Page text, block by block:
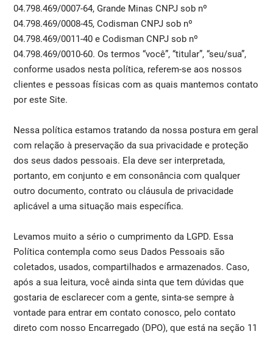
04.798.469/0007-64, Grande Minas CNPJ sob nº
04.798.469/0008-45, Codisman CNPJ sob nº
04.798.469/0011-40 e Codisman CNPJ sob nº
04.798.469/0010-60. Os termos “você”, “titular”, “seu/sua”,
conforme usados nesta política, referem-se aos nossos
clientes e pessoas físicas com as quais mantemos contato
por este Site.
Nessa política estamos tratando da nossa postura em geral
com relação à preservação da sua privacidade e proteção
dos seus dados pessoais. Ela deve ser interpretada,
portanto, em conjunto e em consonância com qualquer
outro documento, contrato ou cláusula de privacidade
aplicável a uma situação mais específica.
Levamos muito a sério o cumprimento da LGPD. Essa
Política contempla como seus Dados Pessoais são
coletados, usados, compartilhados e armazenados. Caso,
após a sua leitura, você ainda sinta que tem dúvidas que
gostaria de esclarecer com a gente, sinta-se sempre à
vontade para entrar em contato conosco, pelo contato
direto com nosso Encarregado (DPO), que está na seção 11